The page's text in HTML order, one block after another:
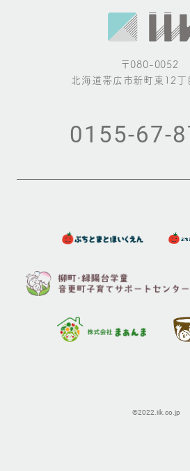
〒080-0052
北海道帯広市新町東12丁
0155-67-
©2022.iik.co.jp